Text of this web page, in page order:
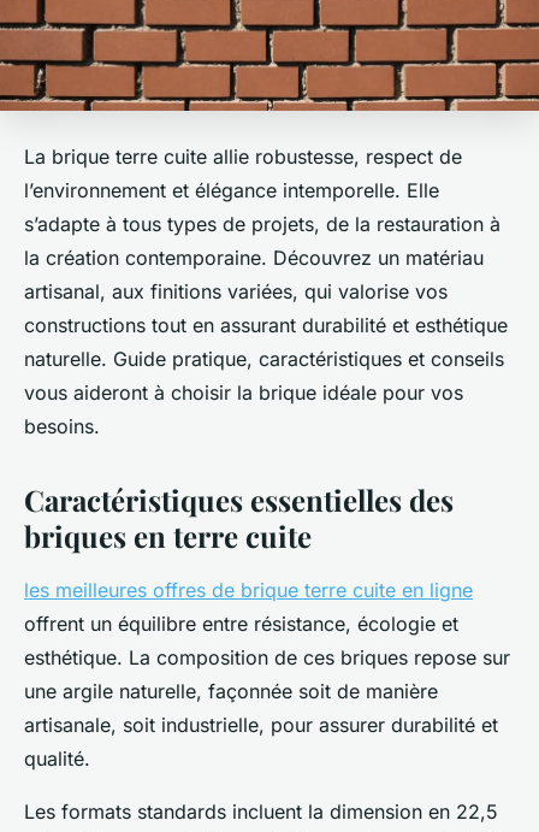
La brique terre cuite allie robustesse, respect de
l’environnement et élégance intemporelle. Elle
s’adapte à tous types de projets, de la restauration à
la création contemporaine. Découvrez un matériau
artisanal, aux finitions variées, qui valorise vos
constructions tout en assurant durabilité et esthétique
naturelle. Guide pratique, caractéristiques et conseils
vous aideront à choisir la brique idéale pour vos
besoins.
Caractéristiques essentielles des
briques en terre cuite
les meilleures offres de brique terre cuite en ligne
offrent un équilibre entre résistance, écologie et
esthétique. La composition de ces briques repose sur
une argile naturelle, façonnée soit de manière
artisanale, soit industrielle, pour assurer durabilité et
qualité.
Les formats standards incluent la dimension en 22,5